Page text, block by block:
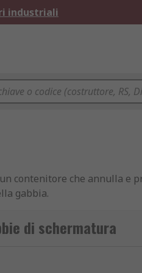
industriali
contenitore che annulla e
gabbia.
superiore dalle
elettrostatiche. Queste
di schermatura